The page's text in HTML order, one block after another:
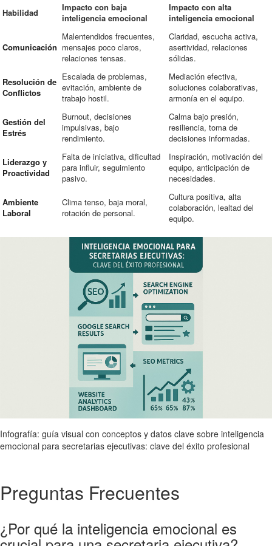
Habilidad
Impacto con baja
inteligencia emocional
Impacto con alta
inteligencia emocional
Comunicación
Malentendidos frecuentes,
mensajes poco claros,
relaciones tensas.
Claridad, escucha activa,
asertividad, relaciones
sólidas.
Resolución de
Conflictos
Escalada de problemas,
evitación, ambiente de
trabajo hostil.
Mediación efectiva,
soluciones colaborativas,
armonía en el equipo.
Gestión del
Estrés
Burnout, decisiones
impulsivas, bajo
rendimiento.
Calma bajo presión,
resiliencia, toma de
decisiones informadas.
Liderazgo y
Proactividad
Falta de iniciativa, dificultad
para influir, seguimiento
pasivo.
Inspiración, motivación del
equipo, anticipación de
necesidades.
Ambiente
Laboral
Clima tenso, baja moral,
rotación de personal.
Cultura positiva, alta
colaboración, lealtad del
equipo.
Infografía: guía visual con conceptos y datos clave sobre inteligencia
emocional para secretarias ejecutivas: clave del éxito profesional
Preguntas Frecuentes
¿Por qué la inteligencia emocional es